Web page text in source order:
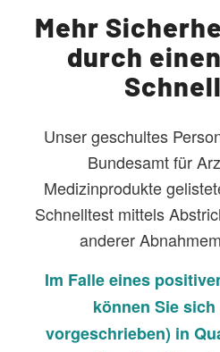
Mehr
durch
Unser geschultes
Bundesamt für
Medizinprodukte
Schnelltest mittels
anderer
Im Falle eines
können Sie
vorgeschrieben) in